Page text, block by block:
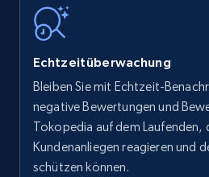
35.3K+
Amazon Reviews
URL, Product name, Product
rating object, Product rating
Author name, Asin, and more.
Echtzeitüberwachung
Bleiben Sie mit Echtzeit-
negative Bewertungen und
Tokopedia auf dem Laufenden,
Kundenanliegen reagieren und
schützen können.